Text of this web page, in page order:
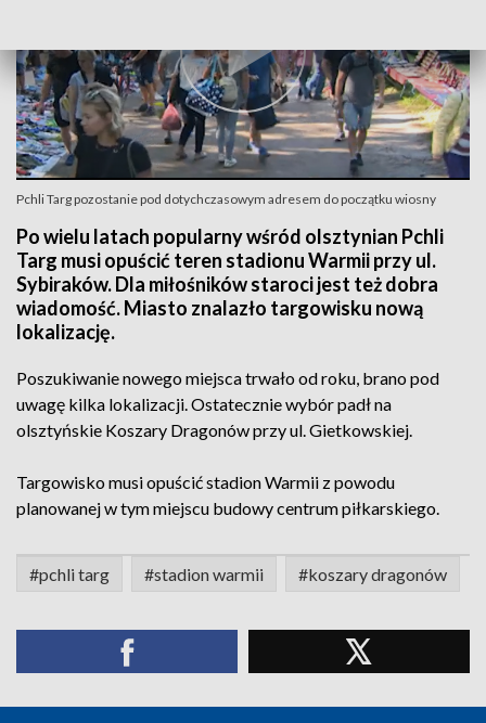
Pchli Targ pozostanie pod dotychczasowym adresem do początku wiosny
Po wielu latach popularny wśród olsztynian Pchli
Targ musi opuścić teren stadionu Warmii przy ul.
Sybiraków. Dla miłośników staroci jest też dobra
wiadomość. Miasto znalazło targowisku nową
lokalizację.
Poszukiwanie nowego miejsca trwało od roku, brano pod
uwagę kilka lokalizacji. Ostatecznie wybór padł na
olsztyńskie Koszary Dragonów przy ul. Gietkowskiej.
Targowisko musi opuścić stadion Warmii z powodu
planowanej w tym miejscu budowy centrum piłkarskiego.
#pchli targ #stadion warmii #koszary dragonów